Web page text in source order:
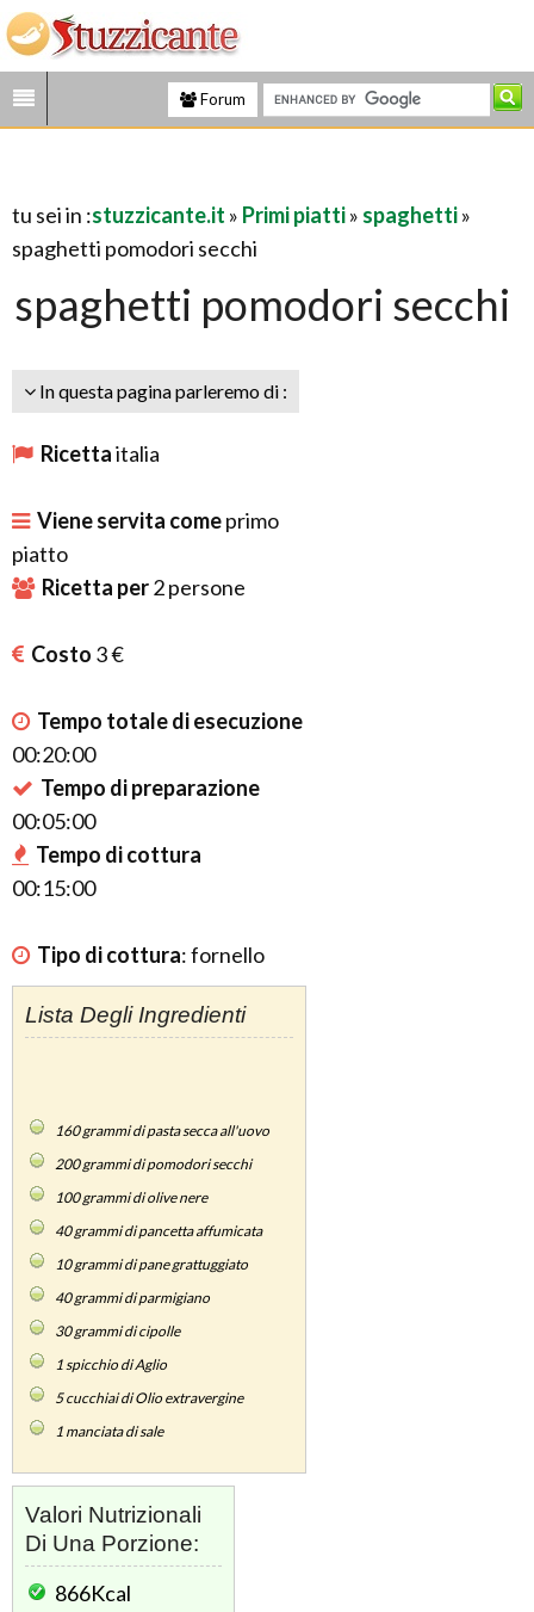
Forum
tu sei in :stuzzicante.it » Primi piatti» spaghetti»
spaghetti pomodori secchi
spaghetti pomodori secchi
In questa pagina parleremo di :
Ricettaitalia
Viene servita comeprimo
piatto
Ricetta per2persone
Costo 3 €
Tempo totale di esecuzione
00:20:00
Tempo di preparazione
00:05:00
Tempo di cottura
00:15:00
Tipo di cottura:fornello
Lista Degli Ingredienti
160grammi di pasta secca all'uovo
200grammi di pomodori secchi
100grammi di olive nere
40grammi di pancetta affumicata
10grammi di pane grattuggiato
40grammi di parmigiano
30grammi di cipolle
1spicchio di Aglio
5cucchiai di Olio extravergine
1 manciata di sale
Valori Nutrizionali
Di Una Porzione:
866Kcal